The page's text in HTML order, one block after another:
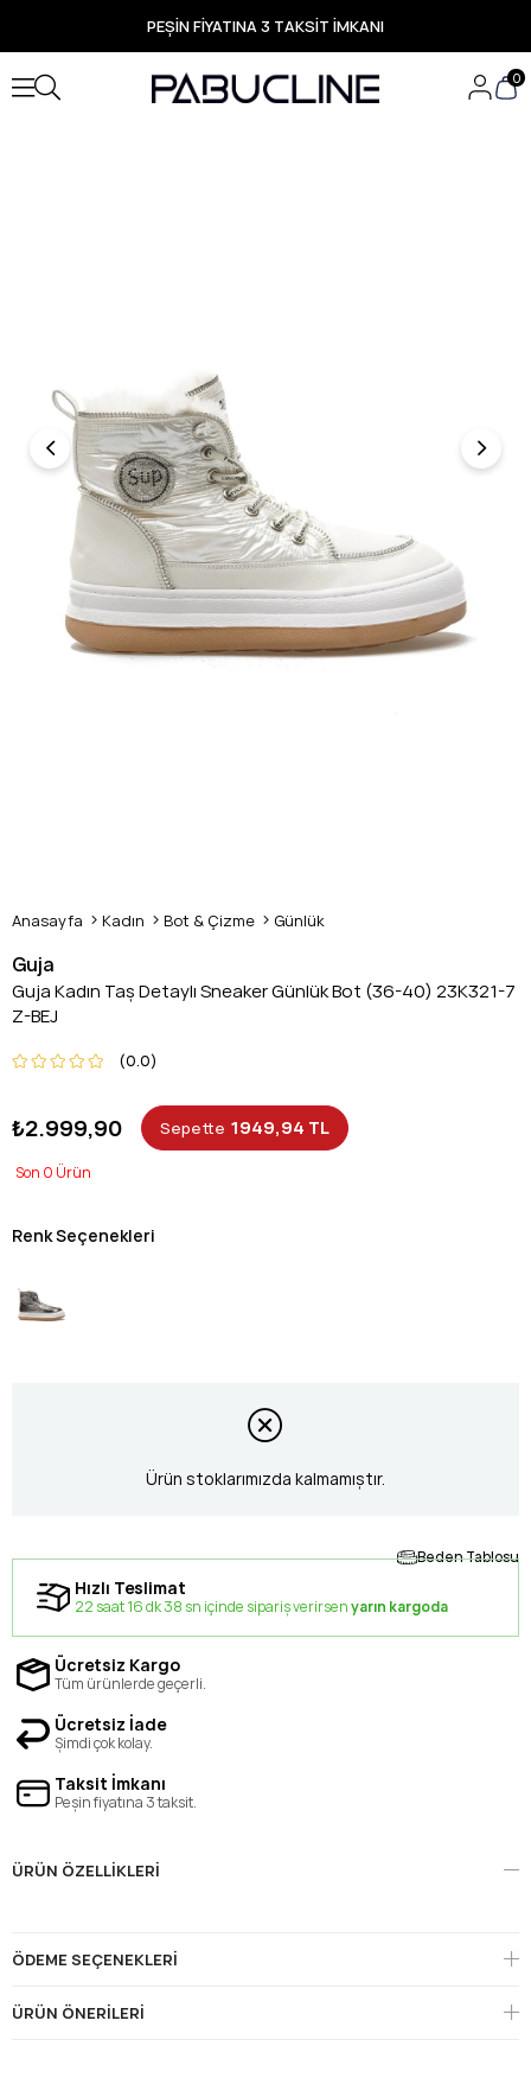
PEŞİN FİYATINA 3 TAKSİT İMKANI
TÜM ÜRÜNLERDE ÜCRETSİZ KARGO
Yeni Sezon Ürünlerde Özel Fırsatlar
Seçili Ürünlerde Hızlı Teslimat
0
Anasayfa Kadın Bot & Çizme Günlük
Guja
Guja Kadın Taş Detaylı Sneaker Günlük Bot (36-40) 23K321-7
Z-BEJ
0.0
₺2.999,90 Sepette 1949,94 TL
0
Renk Seçenekleri
Ürün stoklarımızda kalmamıştır.
Beden Tablosu
Hızlı Teslimat
22 saat 16 dk 38 sn içinde sipariş verirsenyarın kargoda
Ücretsiz Kargo
Tüm ürünlerde geçerli.
Ücretsiz İade
Şimdi çok kolay.
Taksit İmkanı
Peşin fiyatına 3 taksit.
ÜRÜN ÖZELLIKLERI
ÖDEME SEÇENEKLERI
ÜRÜN ÖNERILERI